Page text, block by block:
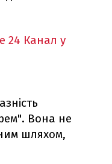
24 Канал у
Вона не
шляхом,